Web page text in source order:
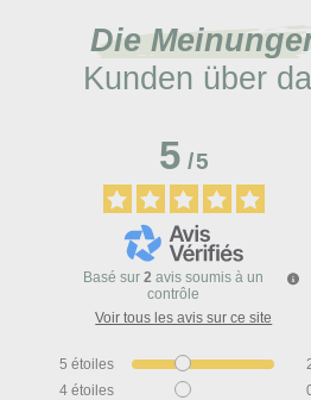
Die
Kunden über
5/5
Basé sur 2 avis soumis à un
contrôle
Voir tous les avis sur ce site
5 étoiles
4 étoiles